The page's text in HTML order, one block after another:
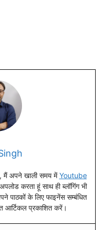
मैं अपने खाली समय मेंYoutube
करता हूं साथ ही ब्लॉगिंग भी
पाठकों के लिए फाइनेंस सम्बंधित
आर्टिकल प्रकाशित करें।